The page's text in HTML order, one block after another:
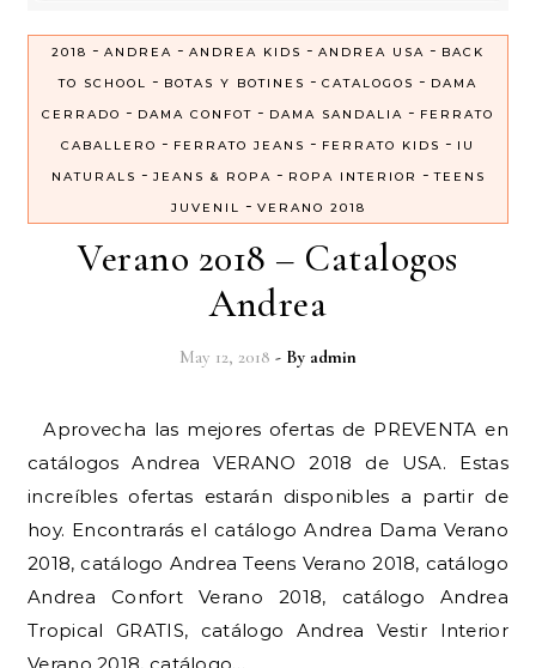
2018 - ANDREA - ANDREA KIDS - ANDREA USA - BACK
TO SCHOOL - BOTAS Y BOTINES - CATALOGOS - DAMA
CERRADO - DAMA CONFOT - DAMA SANDALIA - FERRATO
CABALLERO - FERRATO JEANS - FERRATO KIDS - IU
NATURALS - JEANS & ROPA - ROPA INTERIOR -TEENS
JUVENIL - VERANO 2018
Verano 2018 – Catalogos
Andrea
May 12, 2018 - By admin
Aprovecha las mejores ofertas de PREVENTA en
catálogos Andrea VERANO 2018 de USA. Estas
increíbles ofertas estarán disponibles a partir de
hoy. Encontrarás el catálogo Andrea Dama Verano
2018, catálogo Andrea Teens Verano 2018, catálogo
Andrea Confort Verano 2018, catálogo Andrea
Tropical GRATIS, catálogo Andrea Vestir Interior